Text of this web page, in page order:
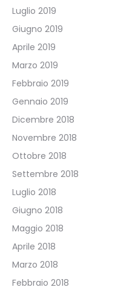
Luglio 2019
Giugno 2019
Aprile 2019
Marzo 2019
Febbraio 2019
Gennaio 2019
Dicembre 2018
Novembre 2018
Ottobre 2018
Settembre 2018
Luglio 2018
Giugno 2018
Maggio 2018
Aprile 2018
Marzo 2018
Febbraio 2018